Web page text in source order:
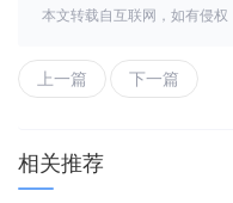
本文转载自互联网，如有侵权
上一篇 下一篇
相关推荐